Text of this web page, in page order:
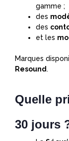
gamme ;
des
des
et les
Marques
Resound.
Quelle
30 jours